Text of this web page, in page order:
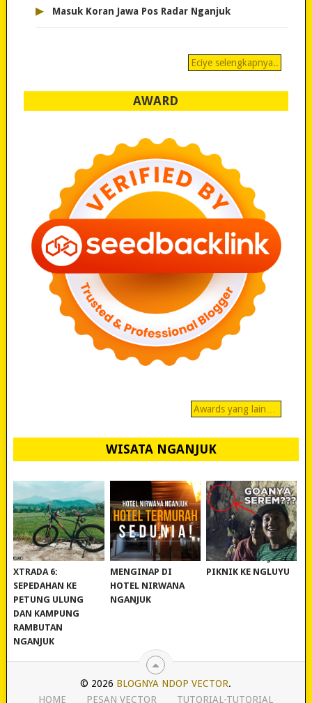
▸ Masuk Koran Jawa Pos Radar Nganjuk
Eciye selengkapnya..
AWARD
Awards yang lain…
WISATA NGANJUK
REVIEW POLYGON
XTRADA 6:
SEPEDAHAN KE
PETUNG ULUNG
DAN KAMPUNG
RAMBUTAN
NGANJUK
MURAH BANGET!
MENGINAP DI
HOTEL NIRWANA
NGANJUK
WISATA NGANJUK:
PIKNIK KE NGLUYU
© 2026 BLOGNYA NDOP VECTOR.
HOME
PESAN VECTOR TUTORIAL-TUTORIAL